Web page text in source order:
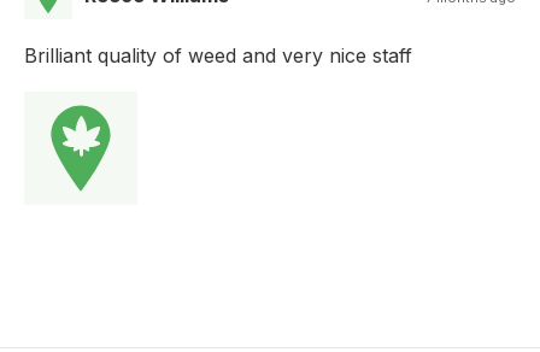
Brilliant quality of weed and very nice staff